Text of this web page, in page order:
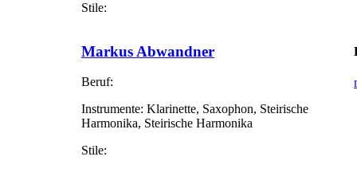
Stile:
Markus Abwandner
Beruf:
Instrumente: Klarinette, Saxophon, Steirische
Harmonika, Steirische Harmonika
Stile: